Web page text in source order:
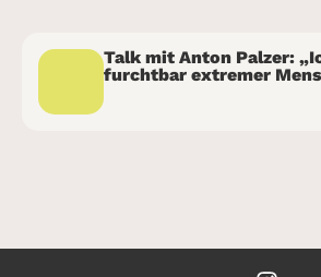
Talk mit Anton Palzer:
furchtbar extremer